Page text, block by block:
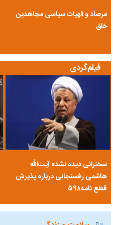
مرصاد و الهیات سیاسی مجاهدین
خلق
فیلم‌گردی
سخنرانی دیده نشده آیت‌الله
هاشمی رفسنجانی درباره پذیرش
قطع نامه۵۹۸